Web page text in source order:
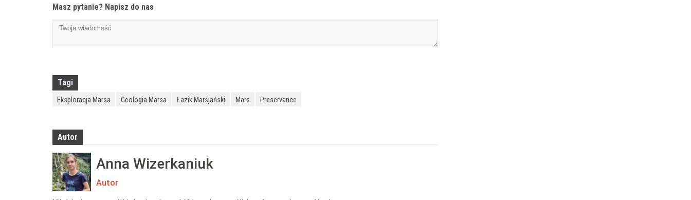
Masz pytanie? Napisz do nas
Tagi
Eksploracja Marsa Geologia Marsa Łazik Marsjański Mars Preservance
Autor
Anna Wizerkaniuk
Autor